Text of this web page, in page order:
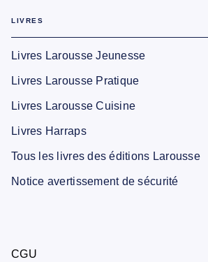
LIVRES
Livres Larousse Jeunesse
Livres Larousse Pratique
Livres Larousse Cuisine
Livres Harraps
Tous les livres des éditions Larousse
Notice avertissement de sécurité
CGU